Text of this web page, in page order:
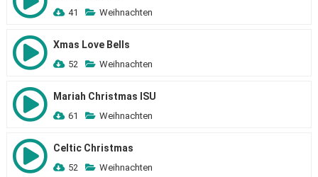
41 Weihnachten
Xmas Love Bells
52 Weihnachten
Mariah Christmas ISU
61 Weihnachten
Celtic Christmas
52 Weihnachten